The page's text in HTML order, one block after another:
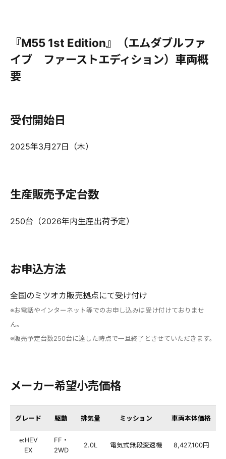
『M55 1st Edition』（エムダブルファ
イブ ファーストエディション）車両概
要
受付開始日
2025年3月27日（木）
生産販売予定台数
250台（2026年内生産出荷予定）
お申込方法
全国のミツオカ販売拠点にて受け付け
※お電話やインターネット等でのお申し込みは受け付けておりませ
ん。
※販売予定台数250台に達した時点で一旦終了とさせていただきます。
メーカー希望小売価格
グレード 駆動 排気量 ミッション 車両本体価格
e:HEV
EX
FF・
2WD
2.0L 電気式無段変速機 8,427,100円